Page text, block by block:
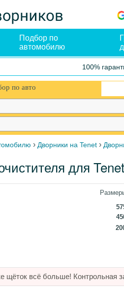
Подбор по
автомобилю
100%
по авто
› Дворники на Tenet ›
для
щёток всё больше! Контрольная